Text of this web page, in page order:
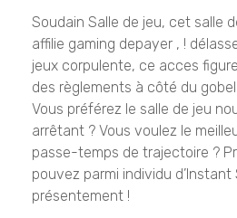
Soudain Salle de jeu, cet salle
affilie gaming depayer , !
jeux corpulente, ce acces
des règlements à côté du
Vous préférez le salle de jeu
arrêtant ? Vous voulez le
passe-temps de trajectoire ?
pouvez parmi individu d’Instant
présentement !